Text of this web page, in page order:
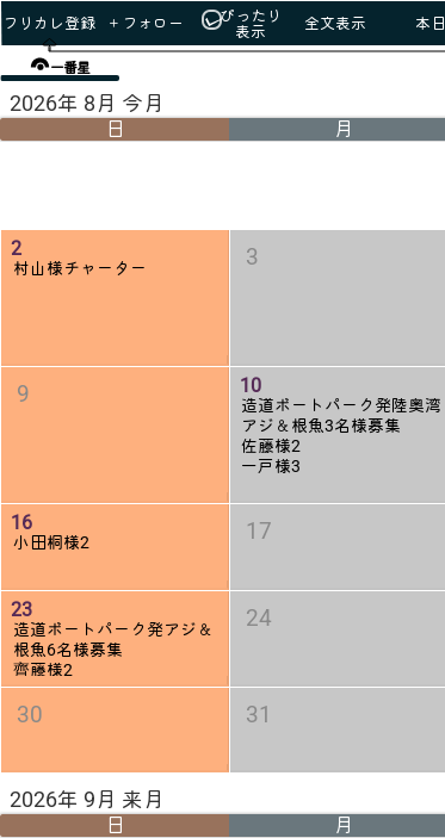
一番星
本日
全文表示
ぴったり
表示
＋フォロー
フリカレ登録
2026年 9月 来月
日 月
2
村山様チャーター 3
9 10
造道ボートパーク発陸奥湾
アジ＆根魚3名様募集
佐藤様2
一戸様3
16
小田桐様2 17
23
造道ボートパーク発アジ＆
根魚6名様募集
齊藤様2
24
30 31
2026年 8月 今月
日 月